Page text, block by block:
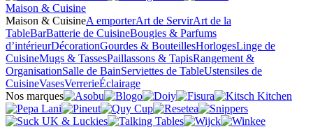
Maison & Cuisine
Maison & CuisineA emporterArt de ServirArt de la
TableBarBatterie de CuisineBougies & Parfums
d’intérieurDécorationGourdes & BouteillesHorlogesLinge de
CuisineMugs & TassesPaillassons & TapisRangement &
OrganisationSalle de BainServiettes de TableUstensiles de
CuisineVasesVerrerieÉclairage
Nos marques